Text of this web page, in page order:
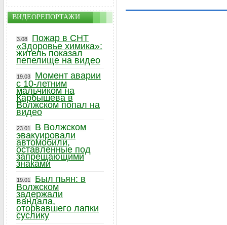
ВИДЕОРЕПОРТАЖИ
3.08
Пожар в СНТ
«Здоровье химика»:
житель показал
пепелище на видео
19.03
Момент аварии
с 10-летним
мальчиком на
Карбышева в
Волжском попал на
видео
23.01
В Волжском
эвакуировали
автомобили,
оставленные под
запрещающими
знаками
19.01
Был пьян: в
Волжском
задержали
вандала,
оторвавшего лапки
суслику